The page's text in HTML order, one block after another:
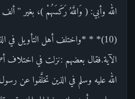
الله وأبي: ( وَاللَّهُ رَكَسَهُمْ )، بغير "
(10)* * *واختلف أهل التأويل في
الآية.فقال بعضهم :نزلت في اختلاف
الله عليه وسلم في الذين تخلَّفوا عن رسول